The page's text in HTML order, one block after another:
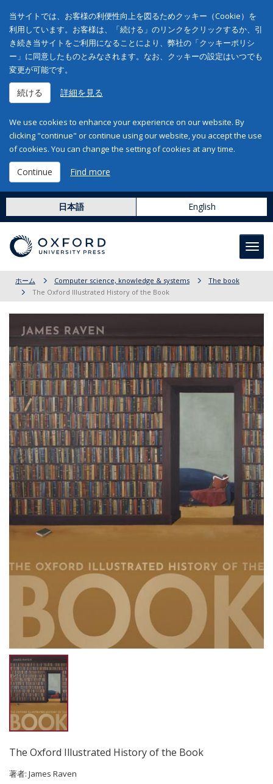
当サイトでは、お客様の利便性向上を図るためクッキー（Cookie）を
利用しています。お客様は、「続ける」のリンクをクリックするか、引
き続き当サイトをご利用になることにより、弊社の「クッキーポリシ
ー」に同意したものとみなされます。なお、クッキーの設定はいつでも
変更が可能です。
続ける 詳細を見る
We use cookies to enhance your experience on our website. By
clicking "continue" or continue using our website, you accept the use
of cookies. You can change the setting of cookies at any time.
Continue Find more
日本語 English
ホーム Computer science, knowledge & systems
The book
The Oxford Illustrated History of the Book
The Oxford Illustrated History of the Book
著者: James Raven